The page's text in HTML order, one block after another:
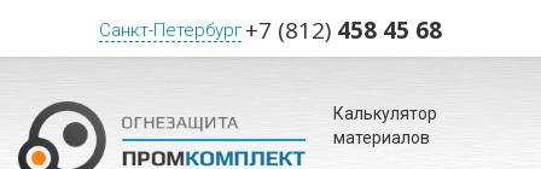
Санкт-Петербург +7 (812) 458 45 68
Калькулятор
материалов